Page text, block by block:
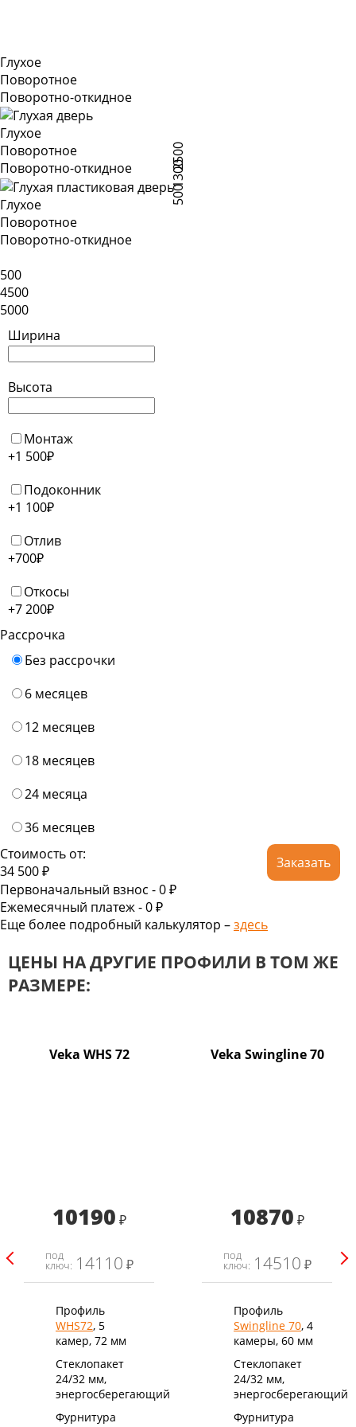
2500
1300
500
Глухое
Поворотное
Поворотно-откидное
Глухое
Поворотное
Поворотно-откидное
Глухое
Поворотное
Поворотно-откидное
500
4500
5000
Ширина
Высота
Монтаж
+1 500₽
Подоконник
+1 100₽
Отлив
+700₽
Откосы
+7 200₽
Рассрочка
Без рассрочки
6 месяцев
12 месяцев
18 месяцев
24 месяца
36 месяцев
Стоимость от:
34 500₽
Заказать
Первоначальный взнос -0 ₽
Ежемесячный платеж -0₽
Еще более подробный калькулятор –здесь
ЦЕНЫ НА ДРУГИЕ ПРОФИЛИ В ТОМ ЖЕ
РАЗМЕРЕ:
Veka WHS 72
10190 ₽
под
ключ: 14110 ₽
Профиль
WHS72, 5
камер, 72 мм
Стеклопакет
24/32 мм,
энергосберегающий
Фурнитура
Veka Swingline 70
10870 ₽
под
ключ: 14510 ₽
Профиль
Swingline 70, 4
камеры, 60 мм
Стеклопакет
24/32 мм,
энергосберегающий
Фурнитура